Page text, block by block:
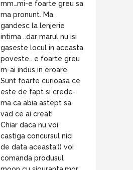
mm…mi-e foarte greu sa
ma pronunt. Ma
gandesc la lenjerie
intima ..dar marul nu isi
gaseste locul in aceasta
poveste.. e foarte greu
m-ai indus in eroare.
Sunt foarte curioasa ce
este de fapt si crede-
ma ca abia astept sa
vad ce ai creat!
Chiar daca nu voi
castiga concursul nici
de data aceasta:)) voi
comanda produsul